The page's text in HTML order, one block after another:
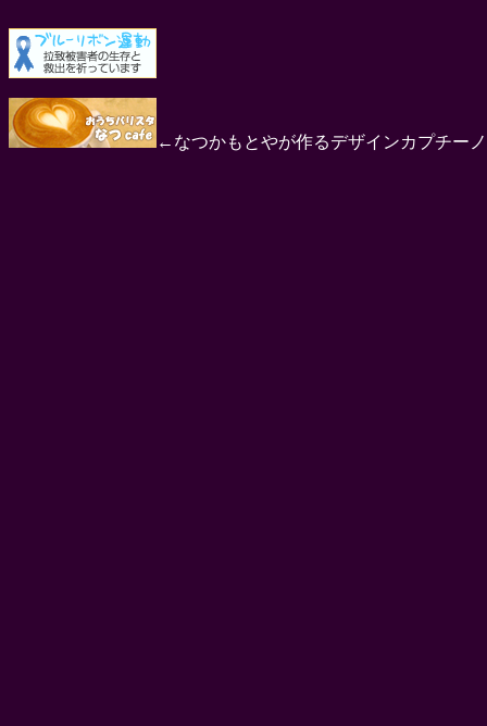
←なつかもとやが作るデザインカプチー